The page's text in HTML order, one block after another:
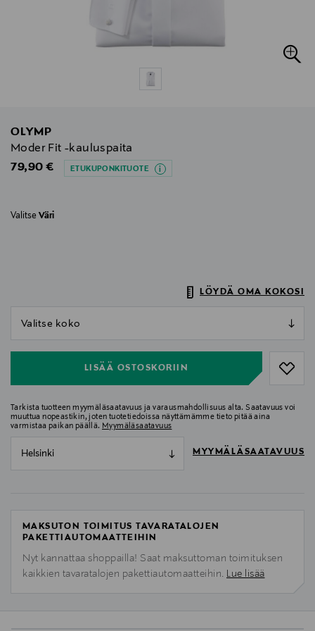
OLYMP
Moder Fit -kauluspaita
Original Price
79,90 € ETUKUPONKITUOTE
Valitse Väri
LÖYDÄ OMA KOKOSI
LISÄÄ OSTOSKORIIN
Tarkista tuotteen myymäläsaatavuus ja varausmahdollisuus alta. Saatavuus voi
muuttua nopeastikin, joten tuotetiedoissa näyttämämme tieto pitää aina
varmistaa paikan päällä. Myymäläsaatavuus
Helsinki MYYMÄLÄSAATAVUUS
MAKSUTON TOIMITUS TAVARATALOJEN
PAKETTIAUTOMAATTEIHIN
Nyt kannattaa shoppailla! Saat maksuttoman toimituksen
kaikkien tavaratalojen pakettiautomaatteihin. Lue lisää